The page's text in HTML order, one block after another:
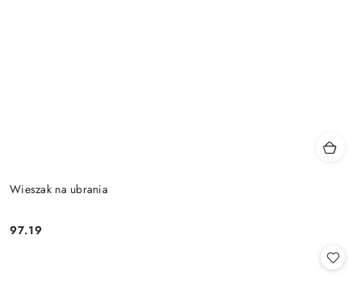
Wieszak na ubrania
Cena:
97.19